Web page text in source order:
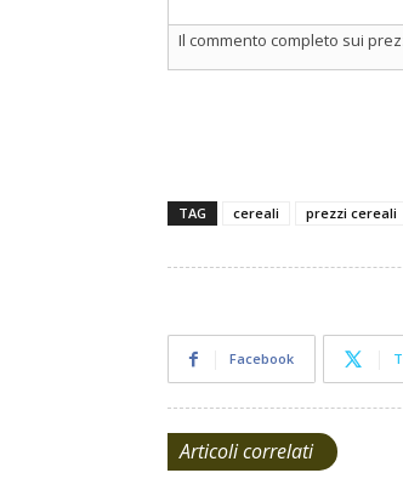
Il commento completo sui
TAG cereali prezzi cereali
Facebook
Articoli correlati